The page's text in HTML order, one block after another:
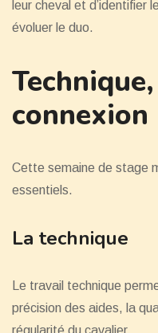
leur cheval et d’identifier
évoluer le duo.
connexion
Cette semaine de stage
essentiels.
La technique
Le travail technique
précision des aides, la